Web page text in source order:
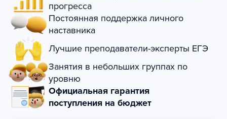
прогресса
Постоянная поддержка личного
наставника
Лучшие преподаватели-эксперты ЕГЭ
Занятия в небольших группах по
уровню
Официальная гарантия
поступления на бюджет